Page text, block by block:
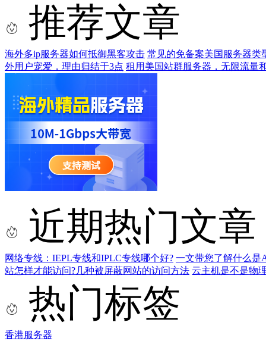
推荐文章
海外多ip服务器如何抵御黑客攻击 常见的免备案美国服务器类
外用户宠爱，理由归结于3点 租用美国站群服务器，无限流量
近期热门文章
网络专线：IEPL专线和IPLC专线哪个好? 一文带您了解什么是
站怎样才能访问?几种被屏蔽网站的访问方法 云主机是不是物
热门标签
香港服务器